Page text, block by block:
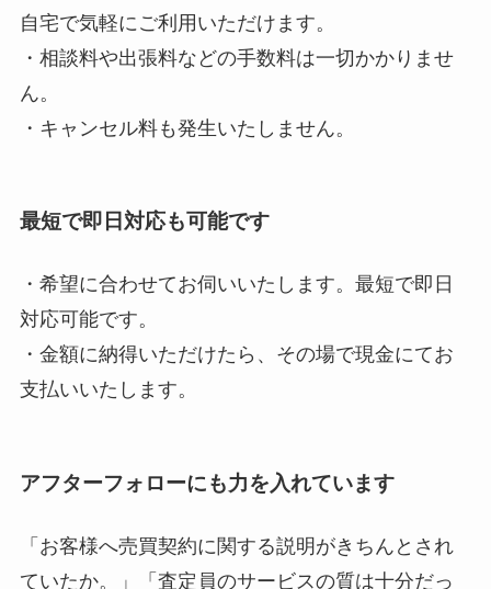
自宅で気軽にご利用いただけます。
・相談料や出張料などの手数料は一切かかりませ
ん。
・キャンセル料も発生いたしません。
最短で即日対応も可能です
・希望に合わせてお伺いいたします。最短で即日
対応可能です。
・金額に納得いただけたら、その場で現金にてお
支払いいたします。
アフターフォローにも力を入れています
「お客様へ売買契約に関する説明がきちんとされ
ていたか。」「査定員のサービスの質は十分だっ